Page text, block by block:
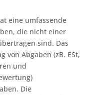
eine umfassende
die nicht einer
sind. Das
von Abgaben (zB. ESt,
und
Die